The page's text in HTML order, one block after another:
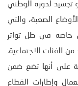
تجسيد لدوره الوطني
الصعبة، والتي
خاصة في ظل تواتر
الفئات الاجتماعية.
على أنها تضع ضمن
وإطارات القطاع